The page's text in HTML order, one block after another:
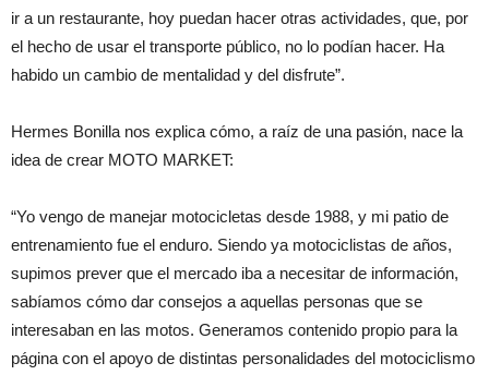
ir a un restaurante, hoy puedan hacer otras actividades, que, por
el hecho de usar el transporte público, no lo podían hacer. Ha
habido un cambio de mentalidad y del disfrute”.
Hermes Bonilla nos explica cómo, a raíz de una pasión, nace la
idea de crear MOTO MARKET:
“Yo vengo de manejar motocicletas desde 1988, y mi patio de
entrenamiento fue el enduro. Siendo ya motociclistas de años,
supimos prever que el mercado iba a necesitar de información,
sabíamos cómo dar consejos a aquellas personas que se
interesaban en las motos. Generamos contenido propio para la
página con el apoyo de distintas personalidades del motociclismo